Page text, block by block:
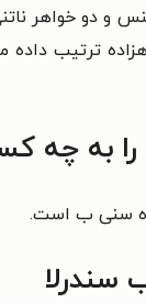
و دو خواهر
ترتیب داده
را به چه
سنی ب است.
سندرلا